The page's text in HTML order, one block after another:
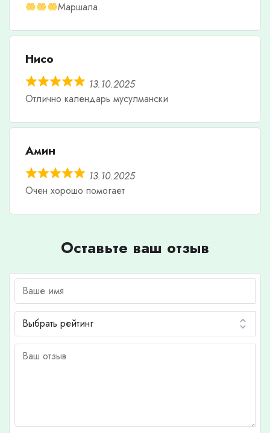
Маршала.
Нисо
13.10.2025
Отлично календарь мусулмански
Амин
13.10.2025
Очен хорошо помогает
Оставьте ваш отзыв